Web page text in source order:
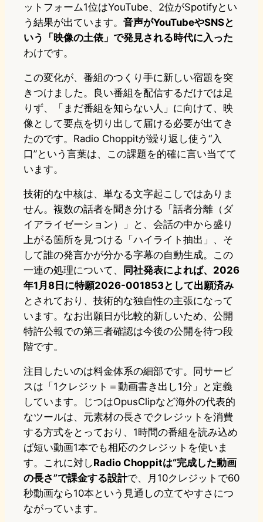
ットフォーム1位はYouTube、2位がSpotifyとい
う結果が出ています。 音声がYouTubeやSNSと
いう「映像の土俵」で発見される時代に入った
わけです。
この変化が、番組のつくり手に新しい宿題を突
きつけました。良い番組を配信するだけでは足
りず、「まだ番組を知らない人」に向けて、映
像として要点を切り出して届ける必要が出てき
たのです。Radio Choppitが繰り返し使う“入
口”という言葉は、この課題を的確に言い当てて
います。
技術的な中核は、単なる文字起こしではありま
せん。複数の話者を聞き分ける「話者分離（ダ
イアライゼーション）」と、会話の中から盛り
上がる箇所を見つける「ハイライト抽出」、そ
して誰の発言かが分かる字幕の自動生成。この
一連の処理について、 同社発表によれば、2026
年1月8日に特願2026-001853として出願済み
とされており、技術的な独自性の主張になって
います。なお出願日が比較的新しいため、公開
特許公報での第三者確認は今後の公開を待つ段
階です。
注目したいのは料金体系の細部です。同サービ
スは「1クレジット＝動画書き出し1分」と定義
しています。じつはOpusClipなど海外の代表的
なツールは、元素材の長さでクレジットを消費
する方式をとっており、1時間の番組を読み込め
ば短い動画1本でも相応のクレジットを使いま
す。これに対しRadio Choppitは“完成した動画
の長さ”で課金する設計で、月10クレジットで60
秒動画なら10本という見通しの立てやすさにつ
ながっています。